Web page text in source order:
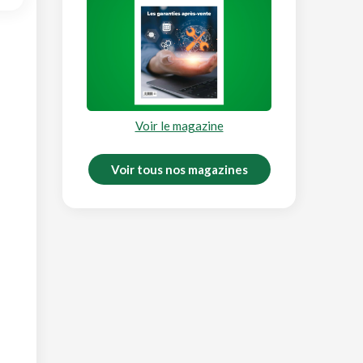
Voir le magazine
Voir tous nos magazines